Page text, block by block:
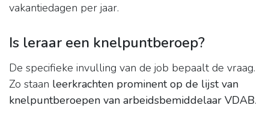
vakantiedagen per jaar.
Is leraar een knelpuntberoep?
De specifieke invulling van de job bepaalt de vraag.
Zo staan leerkrachten prominent op de lijst van
knelpuntberoepen van arbeidsbemiddelaar VDAB.